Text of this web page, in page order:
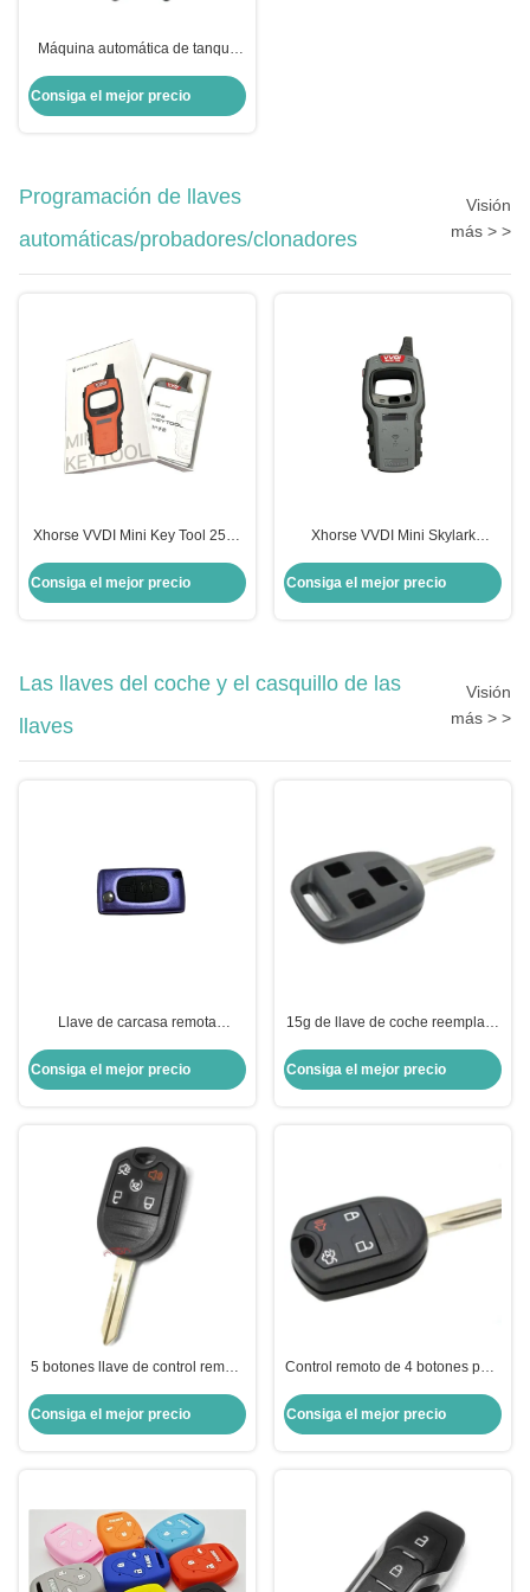
Máquina automática de tanque
automóviles Herramientas de
Consiga el mejor precio
Programación de llaves
automáticas/probadores/clonadores
Visión
más > >
Xhorse VVDI Mini Key Tool 250g
para automóviles universales
Aplicable
Consiga el mejor precio
Xhorse VVDI Mini Skylark
Programación de llaves remotas
Consiga el mejor precio
Las llaves del coche y el casquillo de las
llaves
Visión
más > >
Llave de carcasa remota
para Peugeot, repuesto púrpura
Consiga el mejor precio
15g de llave de coche reemplazo
llave de control remoto duradero
Consiga el mejor precio
5 botones llave de control remoto
remoto inteligente para Ford
Consiga el mejor precio
Control remoto de 4 botones para
Consiga el mejor precio